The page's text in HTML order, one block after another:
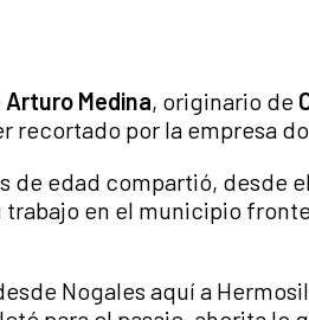
Medina, originario de
recortado por la empresa
de edad compartió, desde
en el municipio
Nogales aquí a